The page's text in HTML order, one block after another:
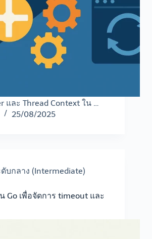
และ Thread Context ใน …
25/08/2025
ดับกลาง (Intermediate)
Go เพื่อจัดการ timeout และ